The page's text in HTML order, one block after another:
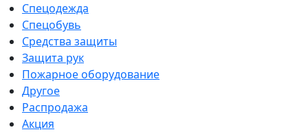
Спецодежда
Спецобувь
Средства защиты
Защита рук
Пожарное оборудование
Другое
Распродажа
Акция